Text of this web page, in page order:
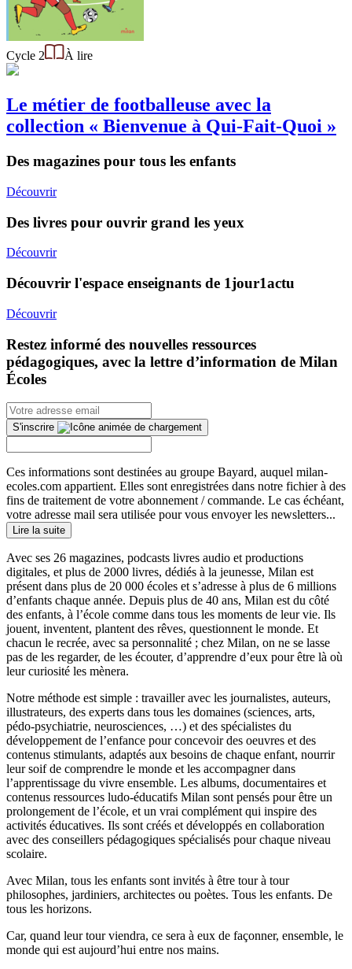
Cycle 2 À lire
Le métier de footballeuse avec la
collection « Bienvenue à Qui-Fait-Quoi »
Des magazines pour tous les enfants
Découvrir
Des livres pour ouvrir grand les yeux
Découvrir
Découvrir l'espace enseignants de 1jour1actu
Découvrir
Restez informé des nouvelles ressources
pédagogiques, avec la lettre d’information de Milan
Écoles
S'inscrire
Ces informations sont destinées au groupe Bayard, auquel milan-
ecoles.com appartient. Elles sont enregistrées dans notre fichier à des
fins de traitement de votre abonnement / commande. Le cas échéant,
votre adresse mail sera utilisée pour vous envoyer les newsletters...
Lire la suite
Avec ses 26 magazines, podcasts livres audio et productions
digitales, et plus de 2000 livres, dédiés à la jeunesse, Milan est
présent dans plus de 20 000 écoles et s’adresse à plus de 6 millions
d’enfants chaque année. Depuis plus de 40 ans, Milan est du côté
des enfants, à l’école comme dans tous les moments de leur vie. Ils
jouent, inventent, plantent des rêves, questionnent le monde. Et
chacun le recrée, avec sa personnalité ; chez Milan, on ne se lasse
pas de les regarder, de les écouter, d’apprendre d’eux pour être là où
leur curiosité les mènera.
Notre méthode est simple : travailler avec les journalistes, auteurs,
illustrateurs, des experts dans tous les domaines (sciences, arts,
pédo-psychiatrie, neurosciences, …) et des spécialistes du
développement de l’enfance pour concevoir des oeuvres et des
contenus stimulants, adaptés aux besoins de chaque enfant, nourrir
leur soif de comprendre le monde et les accompagner dans
l’apprentissage du vivre ensemble. Les albums, documentaires et
contenus ressources ludo-éducatifs Milan sont pensés pour être un
prolongement de l’école, et un vrai complément qui inspire des
activités éducatives. Ils sont créés et développés en collaboration
avec des conseillers pédagogiques spécialisés pour chaque niveau
scolaire.
Avec Milan, tous les enfants sont invités à être tour à tour
philosophes, jardiniers, architectes ou poètes. Tous les enfants. De
tous les horizons.
Car, quand leur tour viendra, ce sera à eux de façonner, ensemble, le
monde qui est aujourd’hui entre nos mains.